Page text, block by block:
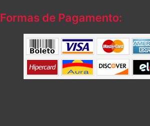
Formas de Pagamento: